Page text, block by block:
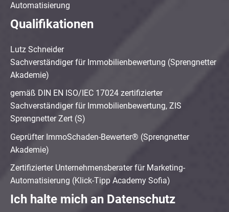
Automatisierung
Qualifikationen
Lutz Schneider
Sachverständiger für Immobilienbewertung (Sprengnetter
Akademie)
gemäß DIN EN ISO/IEC 17024 zertifizierter
Sachverständiger für Immobilienbewertung, ZIS
Sprengnetter Zert (S)
Geprüfter ImmoSchaden-Bewerter® (Sprengnetter
Akademie)
Zertifizierter Unternehmensberater für Marketing-
Automatisierung (Klick-Tipp Academy Sofia)
Ich halte mich an Datenschutz